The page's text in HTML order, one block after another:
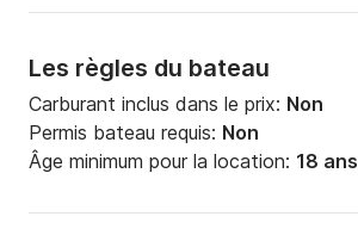
Les règles du bateau
Carburant inclus dans le prix: Non
Permis bateau requis: Non
Âge minimum pour la location: 18 ans